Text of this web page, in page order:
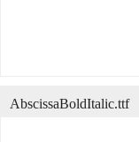
AbscissaBoldItalic.ttf